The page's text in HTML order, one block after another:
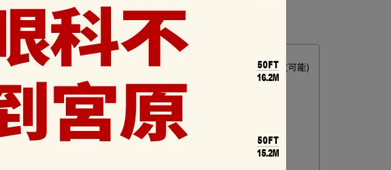
0点を追加注文しました 点追加注文可能)
宮原熊保冷袋
定価
NT$390